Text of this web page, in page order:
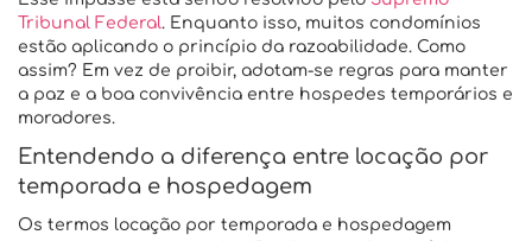
Tribunal Federal. Enquanto isso, muitos condomínios
estão aplicando o princípio da razoabilidade. Como
assim? Em vez de proibir, adotam-se regras para manter
a paz e a boa convivência entre hospedes temporários e
moradores.
Entendendo a diferença entre locação por
temporada e hospedagem
Os termos locação por temporada e hospedagem